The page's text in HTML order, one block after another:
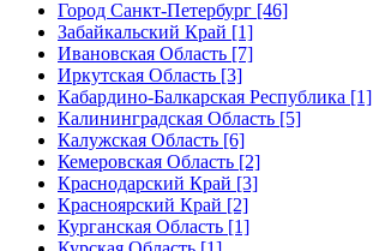
Город Санкт-Петербург [46]
Забайкальский Край [1]
Ивановская Область [7]
Иркутская Область [3]
Кабардино-Балкарская Республика [1]
Калининградская Область [5]
Калужская Область [6]
Кемеровская Область [2]
Краснодарский Край [3]
Красноярский Край [2]
Курганская Область [1]